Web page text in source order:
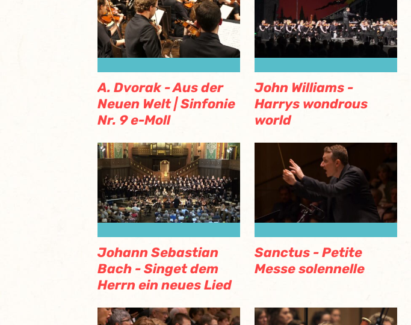
A. Dvorak - Aus der
Neuen Welt | Sinfonie
Nr. 9 e-Moll
John Williams -
Harrys wondrous
world
Johann Sebastian
Bach - Singet dem
Herrn ein neues Lied
Sanctus - Petite
Messe solennelle